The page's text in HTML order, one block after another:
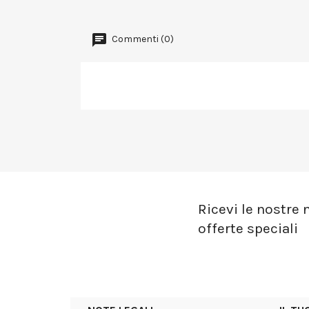
Commenti (0)
Ricevi le nostre
offerte speciali